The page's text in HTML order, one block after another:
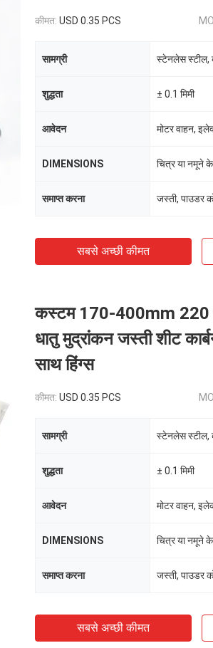
कीमत: USD 0.35 PCS
सामग्री स्टेनलेस स्टील,
शुद्धता ± 0.1 मिमी
आवेदन मोटर वाहन,
DIMENSIONS चित्र या नमूने
समाप्त करना जस्ती, पाउडर
सबसे अच्छी कीमत
कस्टम 170-400mm 220
धातु मुद्रांकन जस्ती शीट
साथ हिंग्स
कीमत: USD 0.35 PCS
सामग्री स्टेनलेस स्टील,
शुद्धता ± 0.1 मिमी
आवेदन मोटर वाहन,
DIMENSIONS चित्र या नमूने
समाप्त करना जस्ती, पाउडर
सबसे अच्छी कीमत